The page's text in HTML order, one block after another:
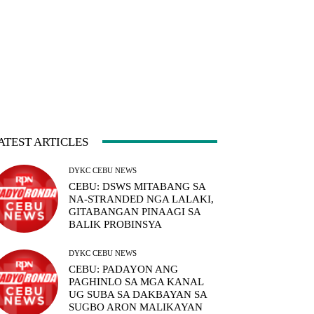
ARTICLES
DYKC CEBU NEWS
CEBU: DSWS MITABANG SA
NA-STRANDED NGA LALAKI,
GITABANGAN PINAAGI SA
BALIK PROBINSYA
DYKC CEBU NEWS
CEBU: PADAYON ANG
PAGHINLO SA MGA KANAL
UG SUBA SA DAKBAYAN SA
SUGBO ARON MALIKAYAN